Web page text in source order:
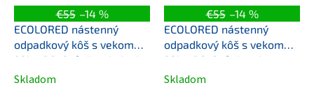
€55 –14 %
ECOLORED nástenný
odpadkový kôš s vekom
23l, ABS, Soft Touch, biela
Skladom
€55 –14 %
ECOLORED nástenný
odpadkový kôš s vekom
23l, ABS, Soft Touch,
hnedá
Skladom